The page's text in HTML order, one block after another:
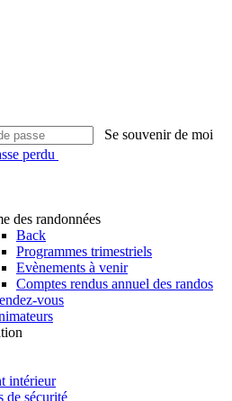
Se souvenir de moi
perdu
des randonnées
Back
Programmes trimestriels
Evènements à venir
Comptes rendus annuel des randos
vous
intérieur
de sécurité